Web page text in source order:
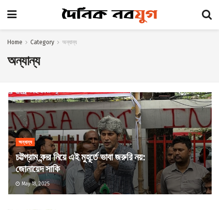
Home Category অন্যান্য
অন্যান্য
অন্যান্য
চট্টগ্রাম বন্দর নিয়ে এই মুহূর্তে ভাবা জরুরি নয়:
জোনায়েদ সাকি
May 18, 2025